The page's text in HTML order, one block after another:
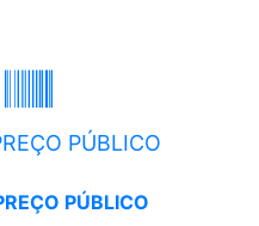
PÚBLICO
PÚBLICO